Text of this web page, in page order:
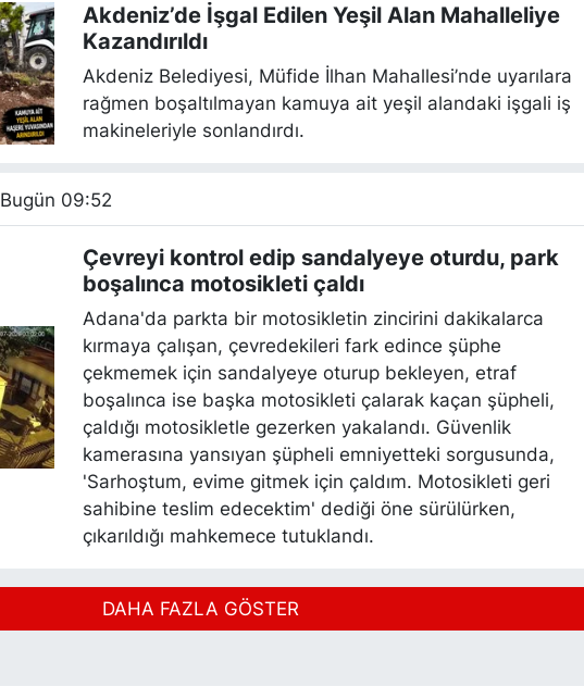
Akdeniz’de İşgal Edilen Yeşil Alan Mahalleliye
Kazandırıldı
Akdeniz Belediyesi, Müfide İlhan Mahallesi’nde uyarılara
rağmen boşaltılmayan kamuya ait yeşil alandaki işgali iş
makineleriyle sonlandırdı.
Bugün 09:52
Çevreyi kontrol edip sandalyeye oturdu, park
boşalınca motosikleti çaldı
Adana'da parkta bir motosikletin zincirini dakikalarca
kırmaya çalışan, çevredekileri fark edince şüphe
çekmemek için sandalyeye oturup bekleyen, etraf
boşalınca ise başka motosikleti çalarak kaçan şüpheli,
çaldığı motosikletle gezerken yakalandı. Güvenlik
kamerasına yansıyan şüpheli emniyetteki sorgusunda,
'Sarhoştum, evime gitmek için çaldım. Motosikleti geri
sahibine teslim edecektim' dediği öne sürülürken,
çıkarıldığı mahkemece tutuklandı.
DAHA FAZLA GÖSTER